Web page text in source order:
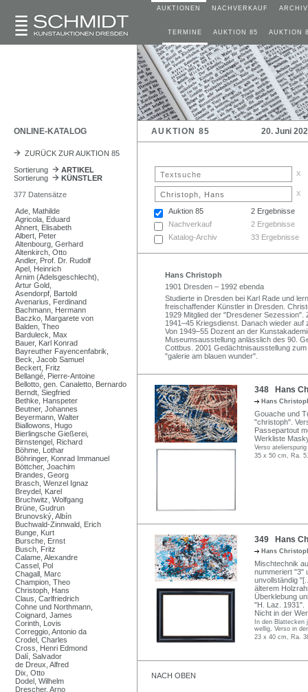
AUKTIONEN NACHVERKAUF ARCHIV
TERMINE AUKTION 85 AUKTION
ONLINE-KATALOG AUKTION 85 20. Juni
ZURÜCK ZUR AUKTION 85
Sortierung
ARTIKEL
Sortierung
KÜNSTLER
377 Datensätze
Ade, Mathilde
Agricola, Eduard
Ahnert, Elisabeth
Albert, Peter
Altenbourg, Gerhard
Altenkirch, Otto
Andler, Prof. Dr. Rudolf
Apel, Heinrich
Arnim (Adelsgeschlecht),
Artur Gold,
Asendorpf, Bartold
Avenarius, Ferdinand
Bachmann, Hermann
Baczko, Margarete von
Balden, Theo
Barduleck, Max
Bauer, Karl Konrad
Bayreuther Fayencenfabrik,
Beck, Jacob Samuel
Beckert, Fritz
Bellangé, Pierre-Antoine
Bellotto, gen. Canaletto, Bernardo
Berndt, Siegfried
Bethke, Hanspeter
Beutner, Johannes
Beyermann, Walter
Biallowons, Hugo
Bierlingsche Gießerei,
Birnstengel, Richard
Böhme, Lothar
Böhringer, Konrad Immanuel
Böttcher, Joachim
Brandes, Georg
Brasch, Wenzel Ignaz
Breydel, Karel
Bruchwitz, Wolfgang
Brüne, Gudrun
Brunovský, Albín
Buchwald-Zinnwald, Erich
Bunge, Kurt
Bursche, Ernst
Busch, Fritz
Calame, Alexandre
Cassel, Pol
Chagall, Marc
Champion, Theo
Christoph, Hans
Claus, Carlfriedrich
Cohne und Northmann,
Coignard, James
Corinth, Lovis
Correggio, Antonio da
Crodel, Charles
Cross, Henri Edmond
Dalí, Salvador
de Dreux, Alfred
Dix, Otto
Dodel, Wilhelm
Drescher, Arno
x
x
Auktion 85
2 Ergebnisse
Nachverkauf
2 Ergebnisse
Katalog-Archiv
33 Ergebnisse
Hans Christoph
1901 Dresden – 1992 ebenda
Studierte in Dresden bei Karl Rade und
freischaffender Künstler in Dresden.
1929 Mitglied der "Dresdener Sezession".
1941–45 Kriegsdienst. Danach wieder
Von 1949–55 Dozent an der
Museumsausstellung anlässlich des 90.
Cottbus. 2001 Gedächtnisausstellung
"galerie am blauen wunder".
348 Hans
Hans
Gouache und
"christoph".
Passepartout
Werkliste
Verso
35 x 50 cm, Ra.
349 Hans
Hans
Mischtechnik
nummeriert "3"
unvollständig
älterem
Überklebung
"H. Laz. 1931".
Nicht in der
In den Blattecken
wellig. Verso in
23 x 40 cm, Ra.
NACH OBEN